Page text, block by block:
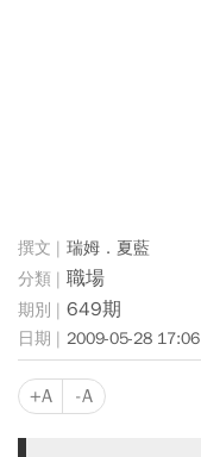
瑞姆．夏藍
職場
649期
2009-05-28 17:06
+A -A